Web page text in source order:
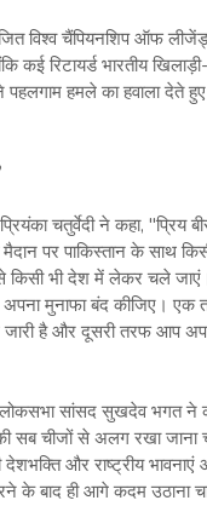
विश्व चैंपियनशिप ऑफ
कई रिटायर्ड भारतीय
हमले का हवाला देते
चतुर्वेदी ने कहा, "प्रिय
पर पाकिस्तान के साथ
किसी भी देश में लेकर चले जाएं।
मुनाफा बंद कीजिए। एक
है और दूसरी तरफ आप
सांसद सुखदेव भगत ने
सब चीजों से अलग रखा जाना
और राष्ट्रीय
के बाद ही आगे कदम उठाना